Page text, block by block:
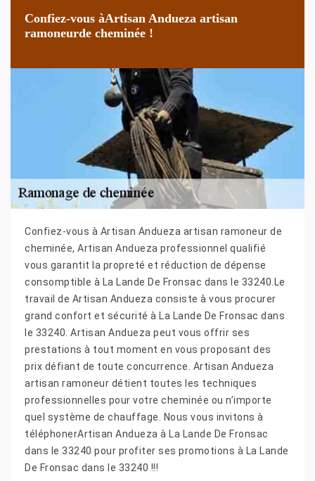
Confiez-vous àArtisan Andueza artisan
ramoneurde cheminée !
Confiez-vous à Artisan Andueza artisan ramoneur de
cheminée, Artisan Andueza professionnel qualifié
vous garantit la propreté et réduction de dépense
consomptible à La Lande De Fronsac dans le 33240.Le
travail de Artisan Andueza consiste à vous procurer
grand confort et sécurité à La Lande De Fronsac dans
le 33240. Artisan Andueza peut vous offrir ses
prestations à tout moment en vous proposant des
prix défiant de toute concurrence. Artisan Andueza
artisan ramoneur détient toutes les techniques
professionnelles pour votre cheminée ou n’importe
quel système de chauffage. Nous vous invitons à
téléphonerArtisan Andueza à La Lande De Fronsac
dans le 33240 pour profiter ses promotions à La Lande
De Fronsac dans le 33240 !!!